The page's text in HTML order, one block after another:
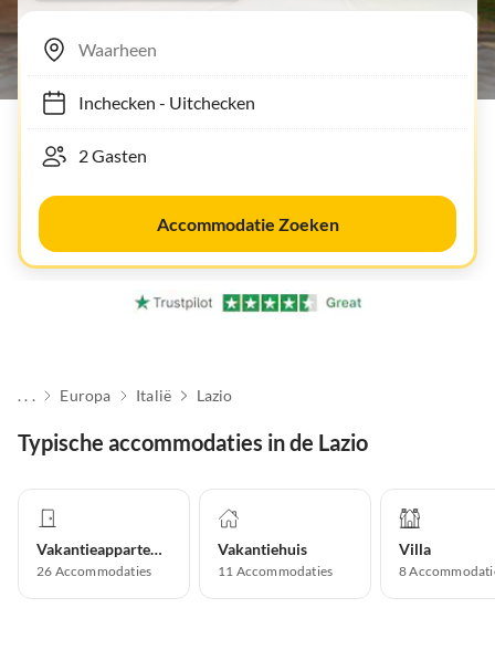
Inchecken- Uitchecken
Accommodatie Zoeken
. . . Europa Italië Lazio
Typische accommodaties in de Lazio
Vakantieappartement
26 Accommodaties
Vakantiehuis
11 Accommodaties
Villa
8